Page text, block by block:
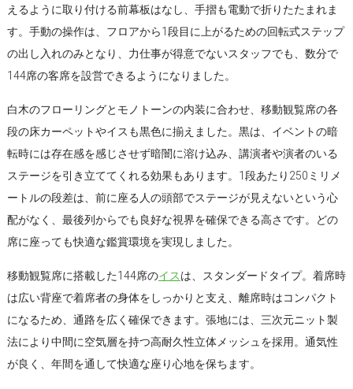
えるように取り付ける前幕板はなし、手摺も電動で折りたたまれま
す。手動の操作は、フロアから1段目に上がるための回転式ステップ
の出し入れのみとなり、力仕事が得意でないスタッフでも、数分で
144席の客席を設営できるようになりました。
白木のフローリングとモノトーンの内装に合わせ、移動観覧席の各
段の床カーペットやイスも黒色に揃えました。黒は、イベントの暗
転時には存在感を感じさせず暗闇に溶け込み、講演者や演者のいる
ステージを引き立ててくれる効果もあります。1段あたり250ミリメ
ートルの段差は、前に座る人の頭部でステージが見えないという心
配がなく、最後列からでも良好な視界を確保できる高さです。どの
席に座っても快適な鑑賞環境を実現しました。
移動観覧席に搭載した144席のイスは、スタンダードタイプ。着席時
は広い背座で着席者の身体をしっかりと支え、離席時はコンパクト
になるため、通路を広く確保できます。張地には、三次元ニット製
法により中間に空気層を持つ高耐久性立体メッシュを採用。通気性
が良く、年間を通して快適な座り心地を保ちます。